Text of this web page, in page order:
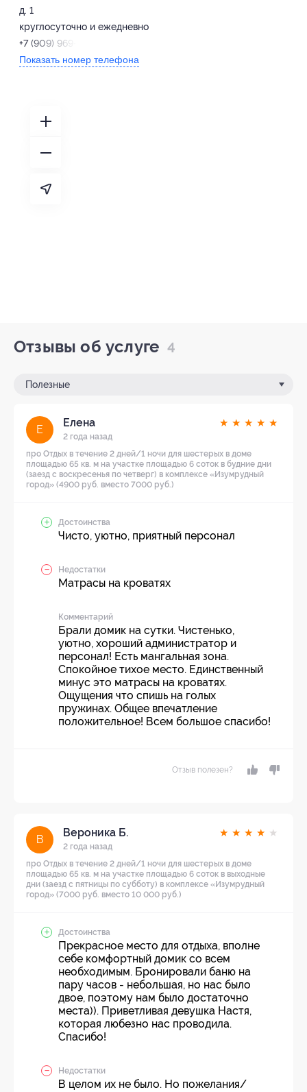
д. 1
круглосуточно и ежедневно
+7 (909) 969-80-90
Показать номер телефона
Отзывы об услуге 4
Полезные
Е
Елена
2 года назад
★ ★ ★ ★ ★
про Отдых в течение 2 дней/1 ночи для шестерых в доме
площадью 65 кв. м на участке площадью 6 соток в будние дни
(заезд с воскресенья по четверг) в комплексе «Изумрудный
город» (4900 руб. вместо 7000 руб.)
Достоинства
Чисто, уютно, приятный персонал
Недостатки
Матрасы на кроватях
Комментарий
Брали домик на сутки. Чистенько,
уютно, хороший администратор и
персонал! Есть мангальная зона.
Спокойное тихое место. Единственный
минус это матрасы на кроватях.
Ощущения что спишь на голых
пружинах. Общее впечатление
положительное! Всем большое спасибо!
Отзыв полезен?
В
Вероника Б.
2 года назад
★ ★ ★ ★ ★
про Отдых в течение 2 дней/1 ночи для шестерых в доме
площадью 65 кв. м на участке площадью 6 соток в выходные
дни (заезд с пятницы по субботу) в комплексе «Изумрудный
город» (7000 руб. вместо 10 000 руб.)
Достоинства
Прекрасное место для отдыха, вполне
себе комфортный домик со всем
необходимым. Бронировали баню на
пару часов - небольшая, но нас было
двое, поэтому нам было достаточно
места)). Приветливая девушка Настя,
которая любезно нас проводила.
Спасибо!
Недостатки
В целом их не было. Но пожелания/